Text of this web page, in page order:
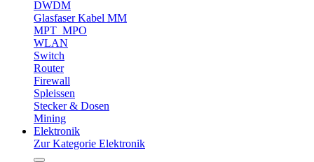
DWDM
Glasfaser Kabel MM
MPT_MPO
WLAN
Switch
Router
Firewall
Spleissen
Stecker & Dosen
Mining
Elektronik
Zur Kategorie Elektronik